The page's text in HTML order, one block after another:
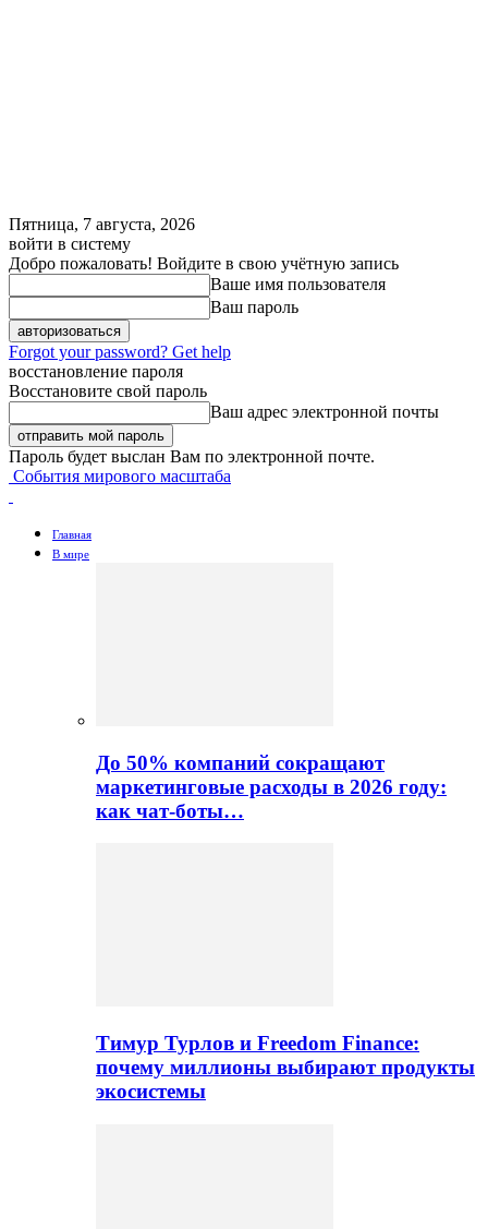
Пятница, 7 августа, 2026
войти в систему
Добро пожаловать! Войдите в свою учётную запись
Ваше имя пользователя
Ваш пароль
Forgot your password? Get help
восстановление пароля
Восстановите свой пароль
Ваш адрес электронной почты
Пароль будет выслан Вам по электронной почте.
События мирового масштаба
Главная
В мире
До 50% компаний сокращают
маркетинговые расходы в 2026 году:
как чат-боты…
Тимур Турлов и Freedom Finance:
почему миллионы выбирают продукты
экосистемы